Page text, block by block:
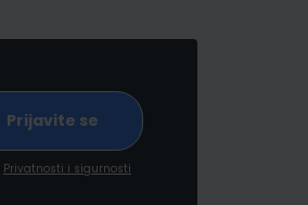
Privatnosti i sigurnosti